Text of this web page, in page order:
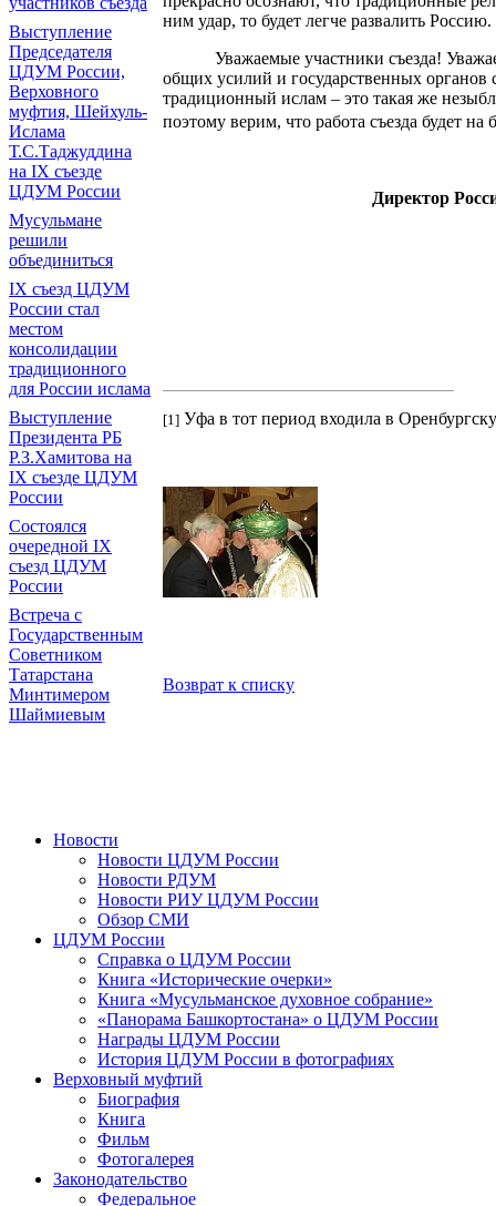
Выступление
Председателя
ЦДУМ России,
Верховного
муфтия, Шейхуль-
Ислама
Т.С.Таджуддина
на IX съезде
ЦДУМ России
Мусульмане
решили
объединиться
IX съезд ЦДУМ
России стал
местом
консолидации
традиционного
для России ислама
Выступление
Президента РБ
Р.З.Хамитова на
IX съезде ЦДУМ
России
Состоялся
очередной IX
съезд ЦДУМ
России
Встреча с
Государственным
Советником
Татарстана
Минтимером
Шаймиевым
ним удар, то будет легче развалить Россию.
Уважаемые участники съезда!
общих усилий и государственных
традиционный ислам – это такая же
поэтому верим, что работа съезда будет
Директор
[1] Уфа в тот период входила в
Возврат к списку
Новости
Новости ЦДУМ России
Новости РДУМ
Новости РИУ ЦДУМ России
Обзор СМИ
ЦДУМ России
Справка о ЦДУМ России
Книга «Исторические очерки»
Книга «Мусульманское духовное собрание»
«Панорама Башкортостана» о ЦДУМ России
Награды ЦДУМ России
История ЦДУМ России в фотографиях
Верховный муфтий
Биография
Книга
Фильм
Фотогалерея
Законодательство
Федеральное